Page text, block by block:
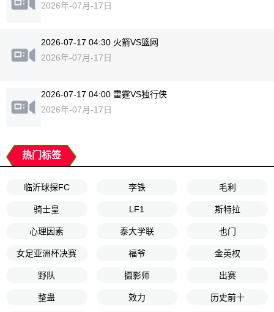
2026年-07月-17日
2026-07-17 04:30 火箭VS篮网
2026年-07月-17日
2026-07-17 04:00 雷霆VS独行侠
2026年-07月-17日
热门标签
临沂球探FC 李铁 毛利
骑士皇 LF1 斯特拉
心理因素 泰大学联 也门
女足亚洲杯决赛 福爷 金英权
野队 摄影师 出赛
整蛊 效力 历史前十